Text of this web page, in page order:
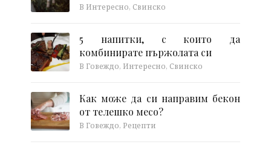
В Интересно, Свинско
5 напитки, с които да
комбинирате пържолата си
В Говеждо, Интересно, Свинско
Как може да си направим бекон
от телешко месо?
В Говеждо, Рецепти